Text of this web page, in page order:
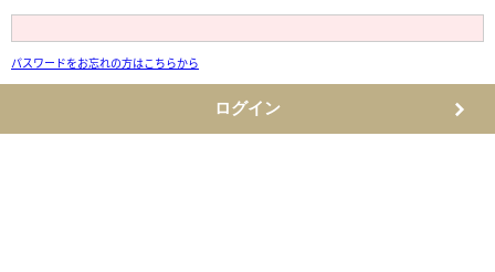
パスワードをお忘れの方はこちらから
ログイン